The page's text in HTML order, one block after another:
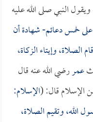
النبي صلى الله عليه
خمس دعائم- شهادة أن
الصلاة، وإيتاء الزكاة،
عمررضي الله عنه قال
الإسلام قال: (الإسلام:
الله، وتقيم الصلاة،